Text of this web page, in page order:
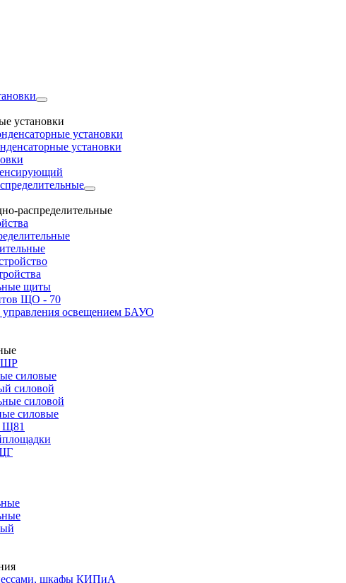
установки
установки
установки
распределительные
щиты
ЩО - 70
управления освещением БАУО
ШР
силовые
силовой
силовой
силовые
Щ81
шкафы КИПиА